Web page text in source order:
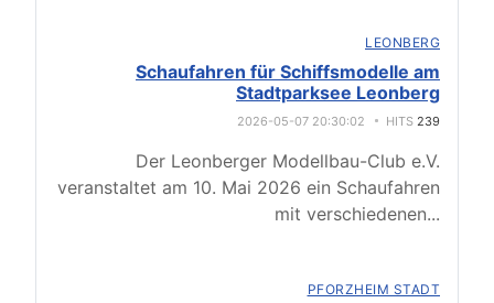
LEONBERG
Schaufahren für Schiffsmodelle am
Stadtparksee Leonberg
2026-05-07 20:30:02 HITS 239
Der Leonberger Modellbau-Club e.V.
veranstaltet am 10. Mai 2026 ein Schaufahren
mit verschiedenen...
PFORZHEIM STADT